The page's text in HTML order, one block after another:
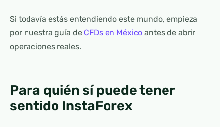
Si todavía estás entendiendo este mundo, empieza
por nuestra guía de CFDs en México antes de abrir
operaciones reales.
Para quién sí puede tener
sentido InstaForex